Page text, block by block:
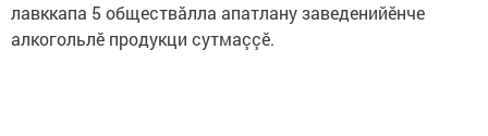
лавккапа 5 обществăлла апатлану заведенийӗнче
алкогольлӗ продукци сутмаççӗ.